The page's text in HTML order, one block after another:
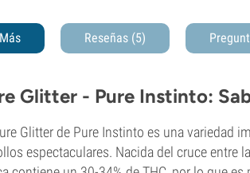
Más Reseñas (5)
Glitter - Pure Instinto:
Glitter de Pure Instinto es una variedad
espectaculares. Nacida del cruce entre